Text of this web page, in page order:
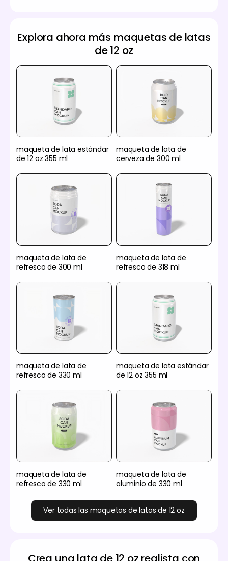
Explora ahora más maquetas de latas
de 12 oz
maqueta de lata estándar
de 12 oz 355 ml
maqueta de lata de
cerveza de 300 ml
maqueta de lata de
refresco de 300 ml
maqueta de lata de
refresco de 318 ml
maqueta de lata de
refresco de 330 ml
maqueta de lata estándar
de 12 oz 355 ml
maqueta de lata de
refresco de 330 ml
maqueta de lata de
aluminio de 330 ml
Ver todas las maquetas de latas de 12 oz